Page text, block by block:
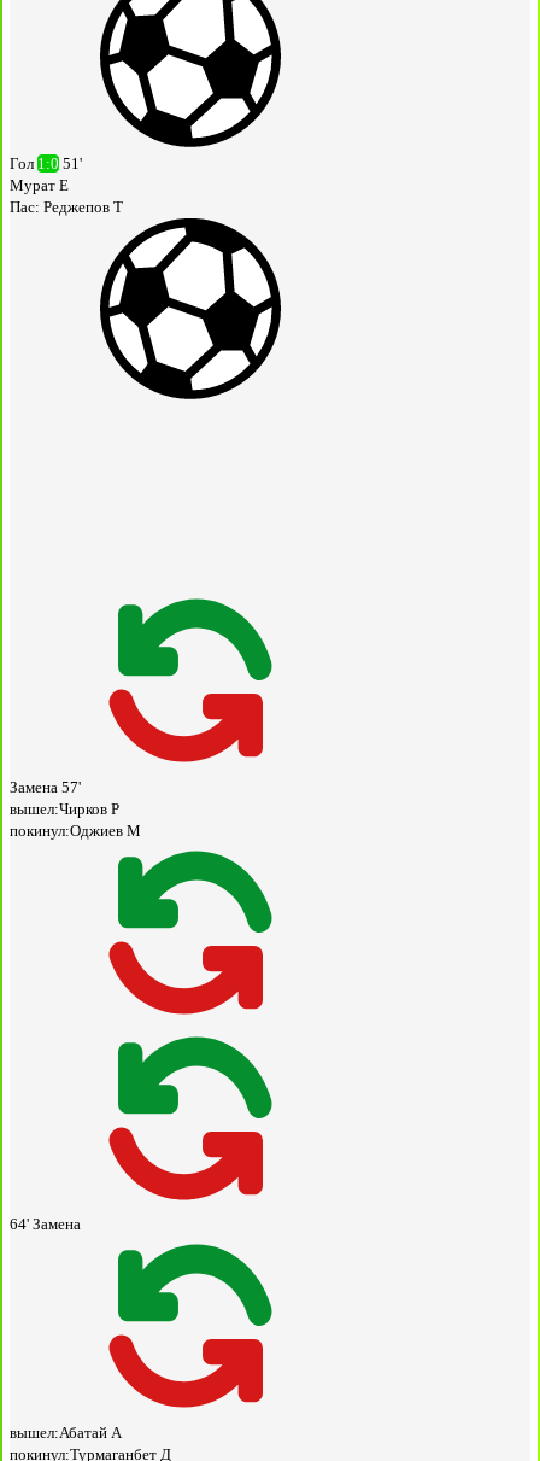
Гол 1:0 51'
Мурат Е
Пас: Реджепов Т
Замена 57'
вышел:Чирков Р
покинул:Оджиев М
64' Замена
вышел:Абатай А
покинул:Турмаганбет Д